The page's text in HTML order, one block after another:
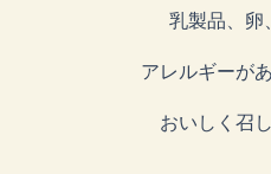
乳製品、卵
アレルギーが
おいしく召